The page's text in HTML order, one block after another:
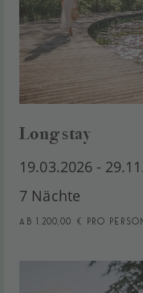
Long stay
19.03.2026 -
7 Nächte
ab 1.200,00 € pro Person